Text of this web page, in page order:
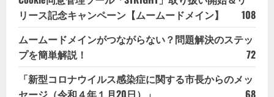
リース記念キャンペーン【ムームードメイン】
108
ムームードメインがつながらない？問題解決のステッ
プを簡単解説！
72
「新型コロナウイルス感染症に関する市長からのメッ
セージ（令和４年１月20日）」
68